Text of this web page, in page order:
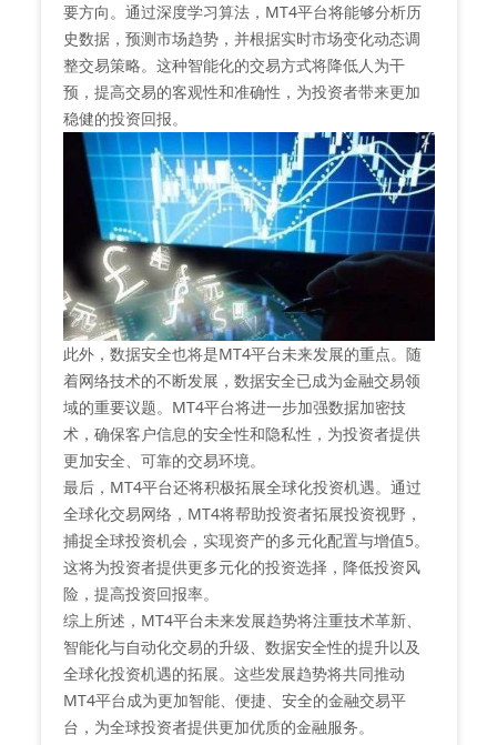
要方向。通过深度学习算法，MT4平台将能够分析历
史数据，预测市场趋势，并根据实时市场变化动态调
整交易策略‌。这种智能化的交易方式将降低人为干
预，提高交易的客观性和准确性，为投资者带来更加
稳健的投资回报。
此外，数据安全也将是MT4平台未来发展的重点。随
着网络技术的不断发展，数据安全已成为金融交易领
域的重要议题。MT4平台将进一步加强数据加密技
术，确保客户信息的安全性和隐私性，为投资者提供
更加安全、可靠的交易环境‌。
最后，MT4平台还将积极拓展全球化投资机遇。通过
全球化交易网络，MT4将帮助投资者拓展投资视野，
捕捉全球投资机会，实现资产的多元化配置与增值‌5。
这将为投资者提供更多元化的投资选择，降低投资风
险，提高投资回报率。
综上所述，MT4平台未来发展趋势将注重技术革新、
智能化与自动化交易的升级、数据安全性的提升以及
全球化投资机遇的拓展。这些发展趋势将共同推动
MT4平台成为更加智能、便捷、安全的金融交易平
台，为全球投资者提供更加优质的金融服务。